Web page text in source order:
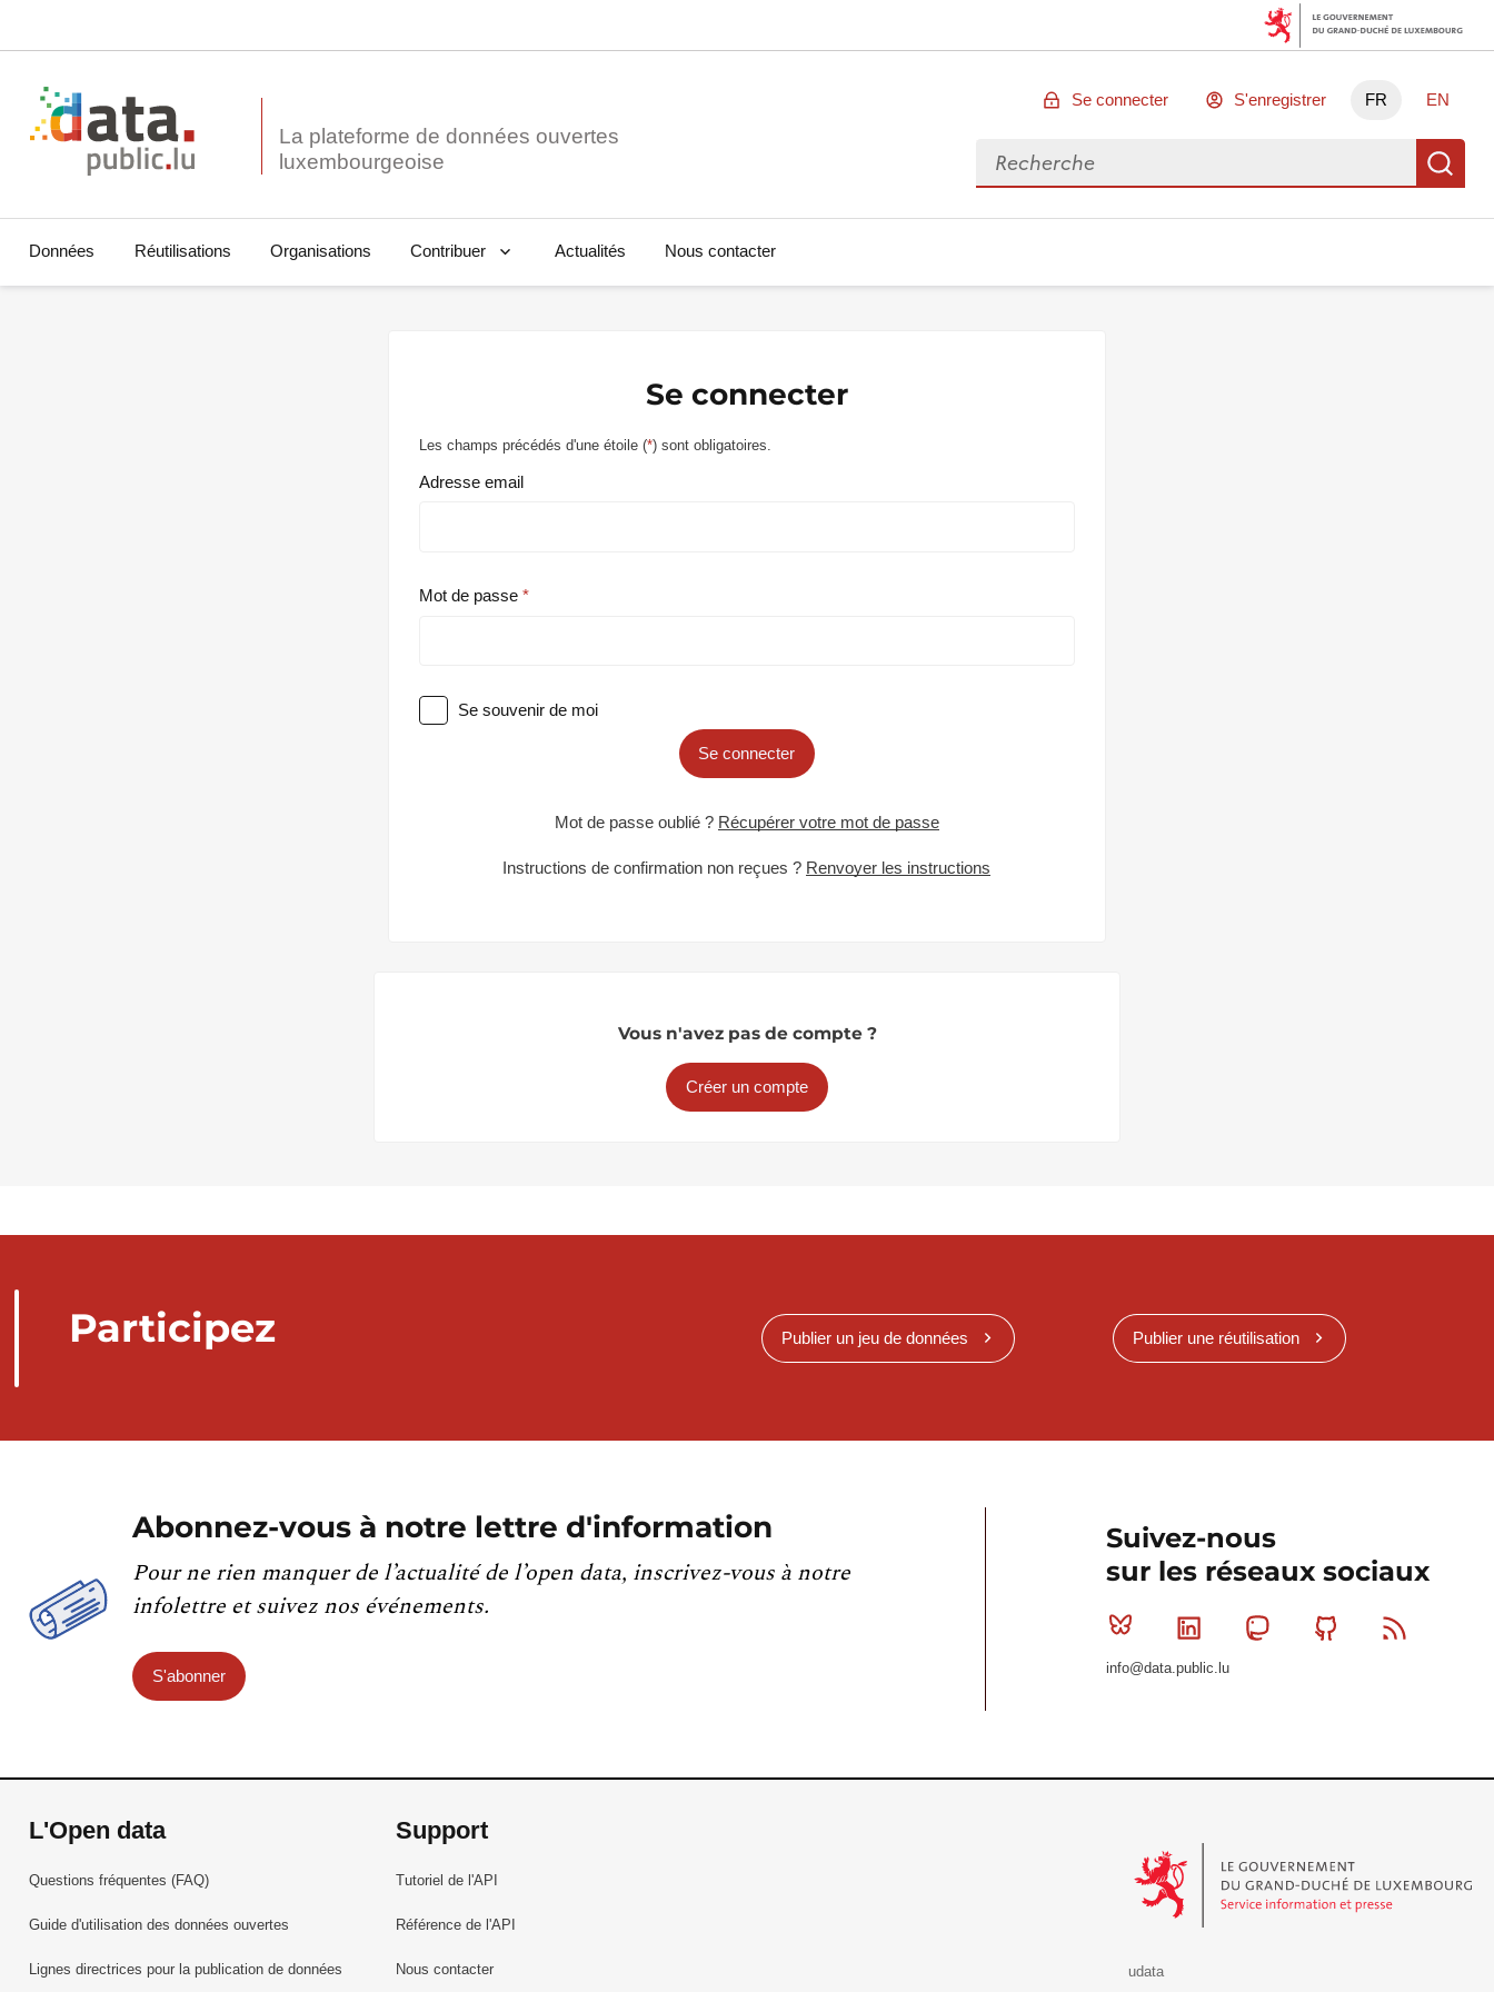
La plateforme de données ouvertes
Se connecter S'enregistrer FR EN
Rechercher des données
Données Réutilisations Organisations Contribuer Actualités Nous contacter
Se connecter
Les champs précédés d'une étoile (*) sont obligatoires.
Adresse email
Mot de passe
Se souvenir de moi
Se connecter
Mot de passe oublié ? Récupérer votre mot de passe
Instructions de confirmation non reçues ? Renvoyer les instructions
Vous n'avez pas de compte ?
Créer un compte
Participez Publier un jeu de données Publier une réutilisation
Abonnez-vous à notre lettre d'information
Pour ne rien manquer de l’actualité de l’open data, inscrivez-vous à notre
infolettre et suivez nos événements.
S'abonner
Suivez-nous
sur les réseaux sociaux
Bluesky Linkedin MastodonGithub
info@data.public.lu
L'Open data
Questions fréquentes (FAQ)
Guide d'utilisation des données ouvertes
Lignes directrices pour la publication de données
Support
Tutoriel de l'API
Référence de l'API
Nous contacter
udata